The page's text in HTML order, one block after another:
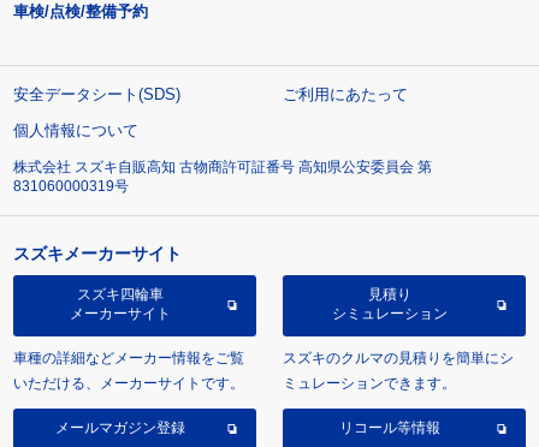
車検/点検/整備予約
安全データシート(SDS)
ご利用にあたって
個人情報について
株式会社 スズキ自販高知 古物商許可証番号 高知県公安委員会 第
831060000319号
スズキメーカーサイト
スズキ四輪車
メーカーサイト
車種の詳細などメーカー情報をご覧
いただける、メーカーサイトです。
見積り
シミュレーション
スズキのクルマの見積りを簡単にシ
ミュレーションできます。
メールマガジン登録 リコール等情報